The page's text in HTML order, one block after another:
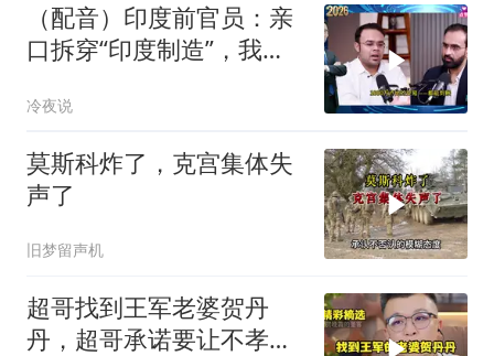
（配音）印度前官员：亲
口拆穿“印度制造”，我们
正的工业制造
冷夜说
莫斯科炸了，克宫集体失
声了
旧梦留声机
超哥找到王军老婆贺丹
丹，超哥承诺要让不孝子